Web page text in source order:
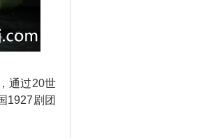
通过20世
1927剧团